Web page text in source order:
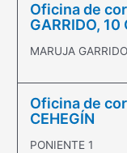
Oficina de
GARRIDO, 10
MARUJA
Oficina de
CEHEGÍN
PONIENTE 1